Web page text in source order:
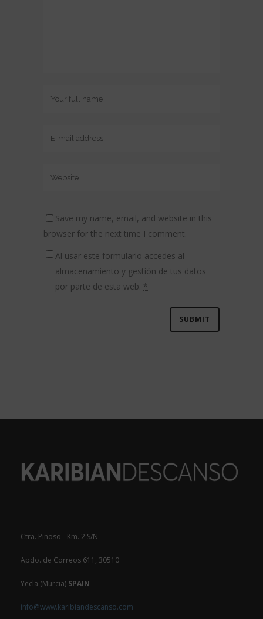
Save my name, email, and website in this
browser for the next time I comment.
Al usar este formulario accedes al
almacenamiento y gestión de tus datos
por parte de esta web. *
Ctra. Pinoso - Km. 2 S/N
Apdo. de Correos 611, 30510
Yecla (Murcia) SPAIN
info@www.karibiandescanso.com